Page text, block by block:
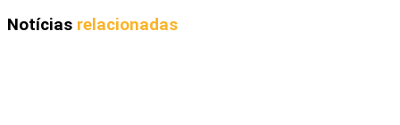
Notícias relacionadas